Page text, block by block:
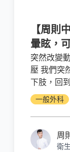
【周則
暈眩，
突然改變
壓 我們突
下肢，回
嘗試讓心
血液量不
不夠快，
一般外科
周
衛